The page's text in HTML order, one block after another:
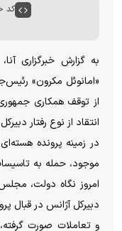
کد
به گزارش خبرگزاری
«امانوئل مکرون»
از توقف همکاری
انتقاد از نوع رفتار
در زمینه پرونده
موجود، حمله به
امروز نگاه دولت،
دبیرکل آژانس در قبال
و تعاملات صورت